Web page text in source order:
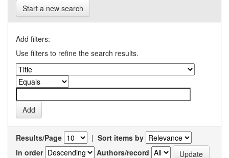
Start a new search
Add filters:
Use filters to refine the search results.
Results/Page | Sort items by
In order
Authors/record